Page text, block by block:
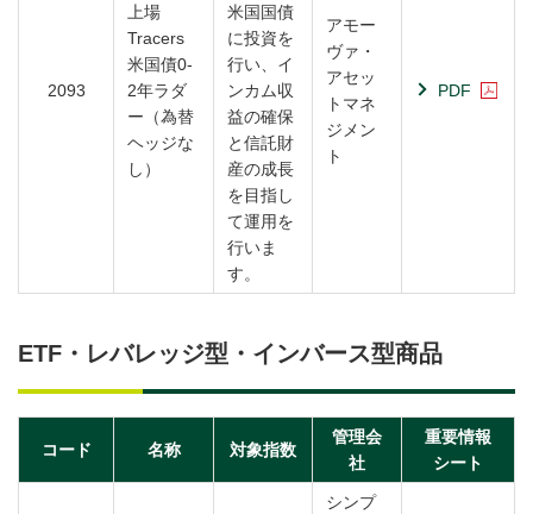
2093
上場
Tracers
米国債0-
2年ラダ
ー（為替
ヘッジな
し）
米国国債
に投資を
行い、イ
ンカム収
益の確保
と信託財
産の成長
を目指し
て運用を
行いま
す。
アモー
ヴァ・
アセッ
トマネ
ジメン
ト
PDF
ETF・レバレッジ型・インバース型商品
コード 名称 対象指数
管理会
社
重要情報
シート
シンプ